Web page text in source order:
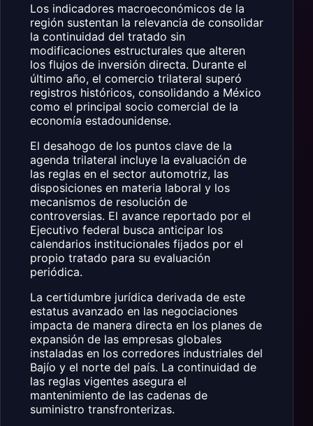
Los indicadores macroeconómicos de la
región sustentan la relevancia de consolidar
la continuidad del tratado sin
modificaciones estructurales que alteren
los flujos de inversión directa. Durante el
último año, el comercio trilateral superó
registros históricos, consolidando a México
como el principal socio comercial de la
economía estadounidense.
El desahogo de los puntos clave de la
agenda trilateral incluye la evaluación de
las reglas en el sector automotriz, las
disposiciones en materia laboral y los
mecanismos de resolución de
controversias. El avance reportado por el
Ejecutivo federal busca anticipar los
calendarios institucionales fijados por el
propio tratado para su evaluación
periódica.
La certidumbre jurídica derivada de este
estatus avanzado en las negociaciones
impacta de manera directa en los planes de
expansión de las empresas globales
instaladas en los corredores industriales del
Bajío y el norte del país. La continuidad de
las reglas vigentes asegura el
mantenimiento de las cadenas de
suministro transfronterizas.